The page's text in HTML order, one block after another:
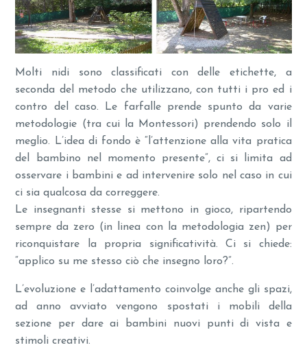
Molti nidi sono classificati con delle etichette, a
seconda del metodo che utilizzano, con tutti i pro ed i
contro del caso. Le farfalle prende spunto da varie
metodologie (tra cui la Montessori) prendendo solo il
meglio. L’idea di fondo è “l’attenzione alla vita pratica
del bambino nel momento presente”, ci si limita ad
osservare i bambini e ad intervenire solo nel caso in cui
ci sia qualcosa da correggere.
Le insegnanti stesse si mettono in gioco, ripartendo
sempre da zero (in linea con la metodologia zen) per
riconquistare la propria significatività. Ci si chiede:
“applico su me stesso ciò che insegno loro?”.
L’evoluzione e l’adattamento coinvolge anche gli spazi,
ad anno avviato vengono spostati i mobili della
sezione per dare ai bambini nuovi punti di vista e
stimoli creativi.